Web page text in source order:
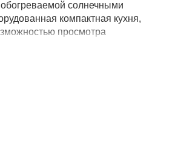
солнечными
компактная кухня,
просмотра
в баре отеля, попробовать блюда